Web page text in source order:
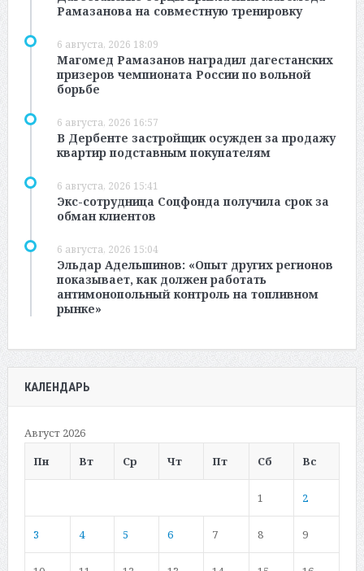
Рамазанова на совместную тренировку
6 августа, 2026 18:09
Магомед Рамазанов наградил дагестанских
призеров чемпионата России по вольной
борьбе
6 августа, 2026 16:57
В Дербенте застройщик осужден за продажу
квартир подставным покупателям
6 августа, 2026 15:41
Экс-сотрудница Соцфонда получила срок за
обман клиентов
6 августа, 2026 15:04
Эльдар Адельшинов: «Опыт других регионов
показывает, как должен работать
антимонопольный контроль на топливном
рынке»
КАЛЕНДАРЬ
Август 2026
Пн
Вт Ср Чт Пт Сб Вс
1 2
3 4 5 6 7 8 9